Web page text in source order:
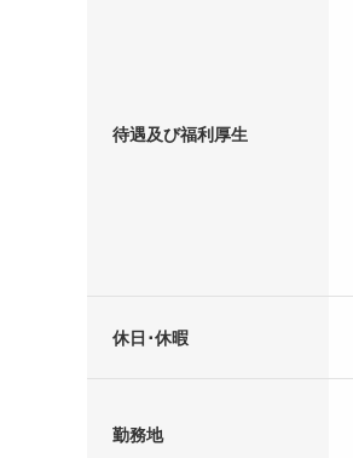
待遇及び福利厚生
休日･休暇
勤務地